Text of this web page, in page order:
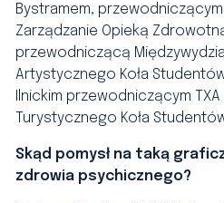
Bystramem,
Zarządzanie Opieką
przewodniczącą
Artystycznego Koła
Ilnickim przewodniczącym
Turystycznego Koła
Skąd pomysł na taką
zdrowia psychicznego?